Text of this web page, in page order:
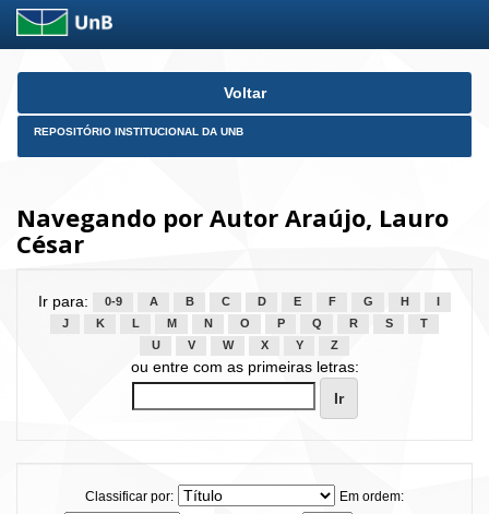
Skip
Voltar
REPOSITÓRIO INSTITUCIONAL DA UNB
Navegando por Autor Araújo, Lauro
César
Ir para: 0-9 A B C D E F G H
J
K L M N O P Q R S
T
U
V W X Y Z
ou entre com as primeiras letras:
Classificar por:
Em ordem: